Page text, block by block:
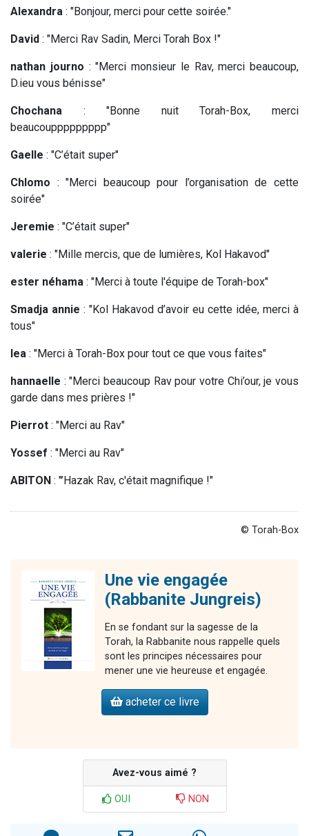
Alexandra : "Bonjour, merci pour cette soirée."
David : "Merci Rav Sadin, Merci Torah Box !"
nathan journo : "Merci monsieur le Rav, merci beaucoup,
D.ieu vous bénisse"
Chochana : "Bonne nuit Torah-Box, merci
beaucouppppppppp"
Gaelle : "C’était super"
Chlomo : "Merci beaucoup pour l’organisation de cette
soirée"
Jeremie : "C’était super"
valerie : "Mille mercis, que de lumières, Kol Hakavod"
ester néhama : "Merci à toute l'équipe de Torah-box"
Smadja annie : "Kol Hakavod d’avoir eu cette idée, merci à
tous"
lea : "Merci à Torah-Box pour tout ce que vous faites"
hannaelle : "Merci beaucoup Rav pour votre Chi’our, je vous
garde dans mes prières !"
Pierrot : "Merci au Rav"
Yossef : "Merci au Rav"
ABITON : "’Hazak Rav, c'était magnifique !"
© Torah-Box
Une vie engagée
(Rabbanite Jungreis)
En se fondant sur la sagesse de la
Torah, la Rabbanite nous rappelle quels
sont les principes nécessaires pour
mener une vie heureuse et engagée.
acheter ce livre
Avez-vous aimé ?
OUI NON